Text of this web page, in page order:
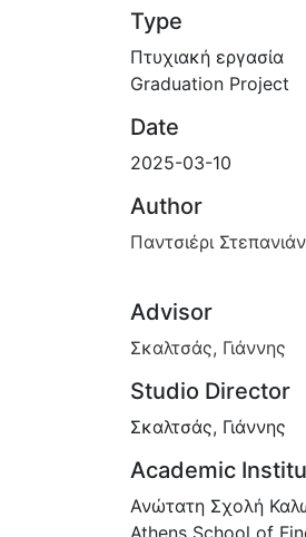
Type
Πτυχιακή εργασία
Graduation Project
Date
2025-03-10
Author
Παντσιέρι
Advisor
Σκαλτσάς, Γιάννης
Studio Director
Σκαλτσάς, Γιάννης
Academic
Ανώτατη Σχολή
Athens School of